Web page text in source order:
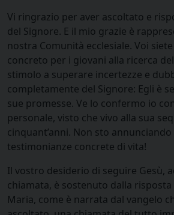
Vi ringrazio per aver ascoltato e
del Signore. E il mio grazie è
nostra Comunità ecclesiale. Voi
concreto per i giovani alla ricerca
stimolo a superare incertezze e
completamente del Signore: Egli è
sue promesse. Ve lo confermo io
personale, visto che vivo alla sua
cinquant’anni. Non sto
testimonianze concrete di vita!
Il vostro desiderio di seguire Gesù,
chiamata, è sostenuto dalla
Maria, come è narrata dal vangelo